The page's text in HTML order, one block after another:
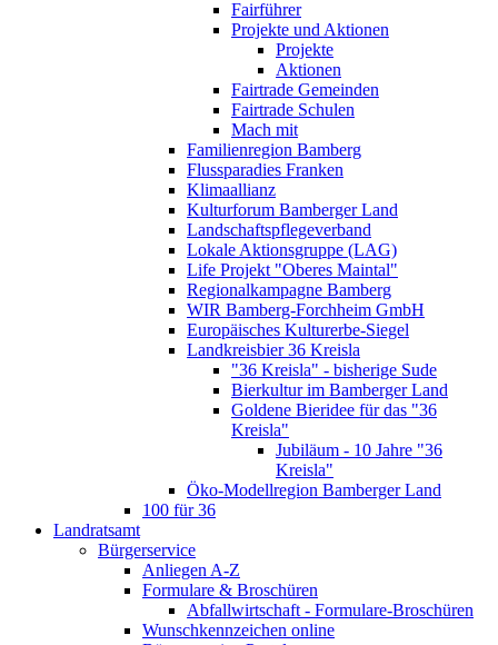
Fairführer
Projekte und Aktionen
Projekte
Aktionen
Fairtrade Gemeinden
Fairtrade Schulen
Mach mit
Familienregion Bamberg
Flussparadies Franken
Klimaallianz
Kulturforum Bamberger Land
Landschaftspflegeverband
Lokale Aktionsgruppe (LAG)
Life Projekt "Oberes Maintal"
Regionalkampagne Bamberg
WIR Bamberg-Forchheim GmbH
Europäisches Kulturerbe-Siegel
Landkreisbier 36 Kreisla
"36 Kreisla" - bisherige Sude
Bierkultur im Bamberger Land
Goldene Bieridee für das "36
Kreisla"
Jubiläum - 10 Jahre "36
Kreisla"
Öko-Modellregion Bamberger Land
100 für 36
Landratsamt
Bürgerservice
Anliegen A-Z
Formulare & Broschüren
Abfallwirtschaft - Formulare-Broschüren
Wunschkennzeichen online